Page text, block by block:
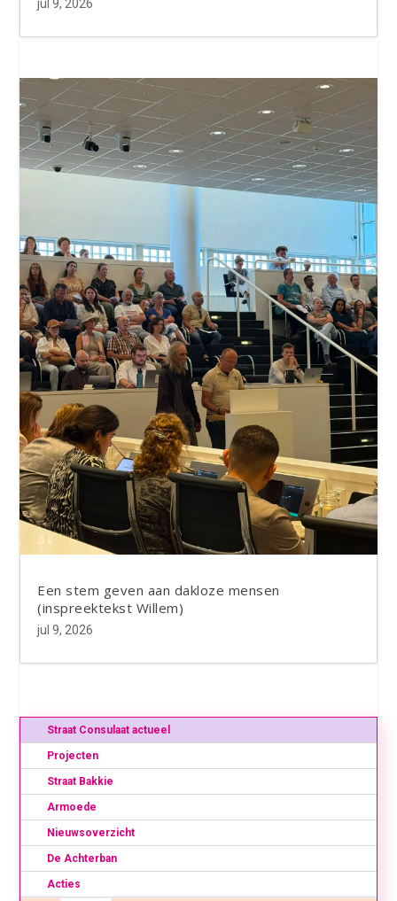
jul 9, 2026
Een stem geven aan dakloze mensen
(inspreektekst Willem)
jul 9, 2026
Straat Consulaat actueel
Projecten
Straat Bakkie
Armoede
Nieuwsoverzicht
De Achterban
Acties